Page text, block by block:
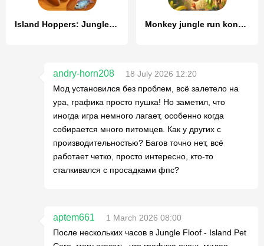
Island Hoppers: Jungle Farm Monkey jungle run kong gorilla
andry-horn208
18 July 2026 12:20
Мод установился без проблем, всё залетело на
ура, графика просто пушка! Но заметил, что
иногда игра немного лагает, особенно когда
собирается много питомцев. Как у других с
производительностью? Багов точно нет, всё
работает четко, просто интересно, кто-то
сталкивался с просадками фпс?
aptem661
1 March 2026 08:00
После нескольких часов в Jungle Floof - Island Pet